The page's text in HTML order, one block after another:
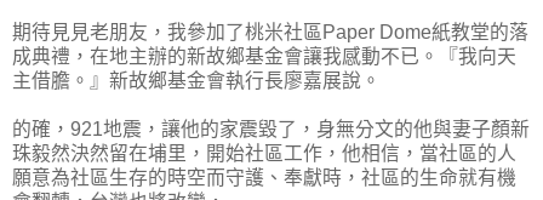
期待見見老朋友，我參加了桃米社區Paper Dome紙教堂的落
成典禮，在地主辦的新故鄉基金會讓我感動不已。『我向天
主借膽。』新故鄉基金會執行長廖嘉展說。
的確，921地震，讓他的家震毀了，身無分文的他與妻子顏新
珠毅然決然留在埔里，開始社區工作，他相信，當社區的人
願意為社區生存的時空而守護、奉獻時，社區的生命就有機